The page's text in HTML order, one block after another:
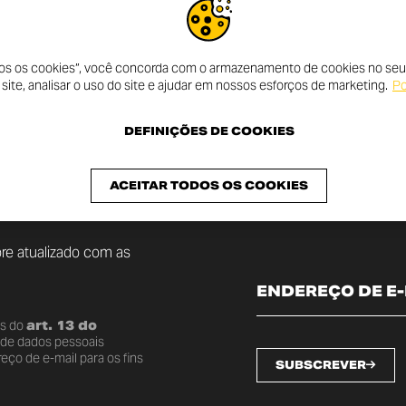
atualizado com as
doart. 13 do
dados pessoais
de e-mail para os fins
SUBSCREVER
os cookies”, você concorda com o armazenamento de cookies no
analisar o uso do site e ajudar em nossos esforços de marketing.
ACEITAR TODOS OS COOKIES
DEFINIÇÕES DE COOKIES